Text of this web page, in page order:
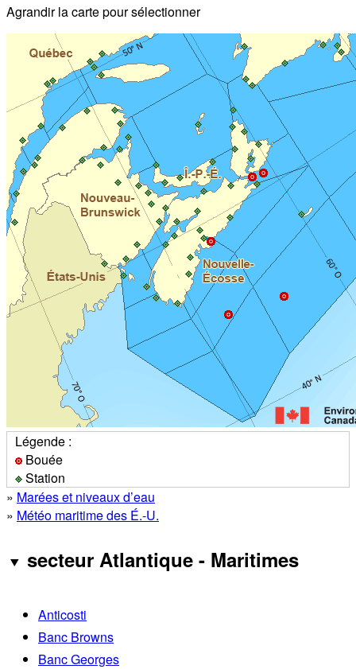
Agrandir la carte pour sélectionner
Légende :
Bouée
Station
» Marées et niveaux d’eau
» Météo maritime des É.-U.
secteur Atlantique - Maritimes
Anticosti
Banc Browns
Banc Georges